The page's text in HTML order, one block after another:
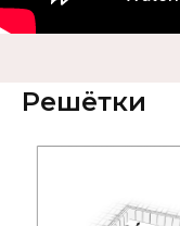
Решётки